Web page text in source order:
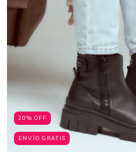
20% OFF
ENVÍO GRATIS